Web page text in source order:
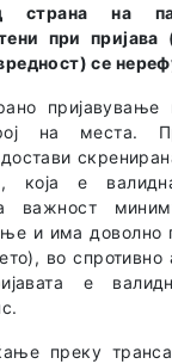
на
при
се
пријавување
на места.
која е
важност
и има доволно
во спротивно
е
преку